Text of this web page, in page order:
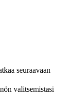
seuraavaan
valitsemistasi